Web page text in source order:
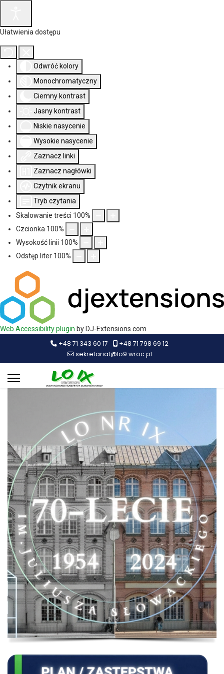
Ułatwienia dostępu
Odwróć kolory
Monochromatyczny
Ciemny kontrast
Jasny kontrast
Niskie nasycenie
Wysokie nasycenie
Zaznacz linki
Zaznacz nagłówki
Czytnik ekranu
Tryb czytania
Skalowanie treści 100%
Czcionka 100%
Wysokość linii 100%
Odstęp liter 100%
Web Accessibility plugin by DJ-Extensions.com
+48 71 343 60 17
+48 71 798 69 12
sekretariat@lo9.wroc.pl